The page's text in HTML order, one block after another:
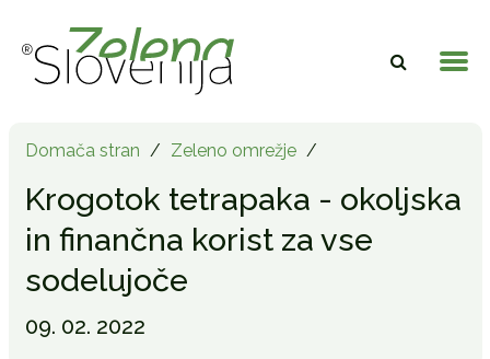
Domača stran / Zeleno omrežje /
Krogotok tetrapaka - okoljska
in finančna korist za vse
sodelujoče
09. 02. 2022